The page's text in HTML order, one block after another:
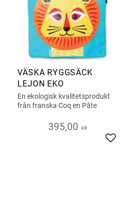
VÄSKA RYGGSÄCK
LEJON EKO
En ekologisk kvalitetsprodukt
från franska Coq en Pâte
395,00 KR
Add